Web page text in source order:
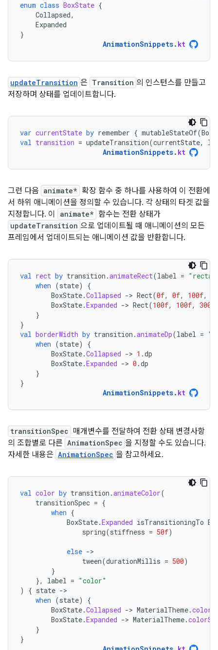
enum class BoxState {
Collapsed,
Expanded
}
AnimationSnippets. kt
updateTransition 은 Transition 의 인스턴스를 만들고
저장하며 상태를 업데이트합니다.
var currentState by remember { mutableStateOf(
val transition = updateTransition(currentState,
AnimationSnippets. kt
그런 다음 animate* 확장 함수 중 하나를 사용하여 이 전환에
서 하위 애니메이션을 정의할 수 있습니다. 각 상태의 타겟 값을
지정합니다. 이
animate* 함수는 전환 상태가
updateTransition 으로 업데이트될 때 애니메이션의 모든
프레임에서 업데이트되는 애니메이션 값을 반환합니다.
val rect by transition .animateRect(label =
when (state)
{
BoxState.Collapsed -> Rect(0f, 0f, 100f,
BoxState.Expanded -> Rect(100f, 100f, 300f
}
}
val borderWidth by transition .animateDp(label =
when (state)
{
BoxState.Collapsed -> 1.dp
BoxState.Expanded -> 0.dp
}
}
AnimationSnippets. kt
transitionSpec 매개변수를 전달하여 전환 상태 변경사항
의 조합별로 다른 AnimationSpec 을 지정할 수도 있습니다.
자세한 내용은 AnimationSpec 을 참고하세요.
val color by transition .animateColor(
transitionSpec = {
when {
BoxState.Expanded isTransitioningTo
spring(stiffness = 50f)
else -
tween(durationMillis = 500)
}
},
label = "color"
)
{ state -
when (state)
{
BoxState.Collapsed -> MaterialTheme.
BoxState.Expanded -> MaterialTheme.
}
}